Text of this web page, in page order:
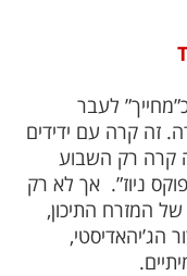
לעבר
זה קרה עם ידידים
קרה רק השבוע
ניוז”. אך לא רק
המזרח התיכון,
הג’יהאדיסטי,